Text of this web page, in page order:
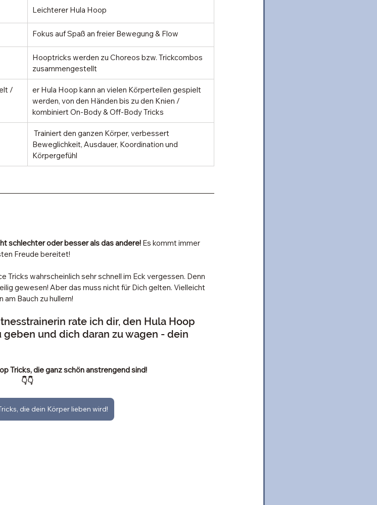
Leichterer Hula Hoop
Fokus auf Spaß an freier Bewegung & Flow
Hooptricks werden zu Choreos bzw. Trickcombos
zusammengestellt
/
er Hula Hoop kann an vielen Körperteilen gespielt
werden, von den Händen bis zu den Knien /
kombiniert On-Body & Off-Body Tricks
Trainiert den ganzen Körper, verbessert
Beweglichkeit, Ausdauer, Koordination und
Körpergefühl
schlechter oder besser als das andere! Es kommt immer
Freude bereitet!
Tricks wahrscheinlich sehr schnell im Eck vergessen. Denn
gewesen! Aber das muss nicht für Dich gelten. Vielleicht
Bauch zu hullern!
rate ich dir, den Hula Hoop
geben und dich daran zu wagen - dein
Tricks, die ganz schön anstrengend sind!
👇👇
die dein Körper lieben wird!